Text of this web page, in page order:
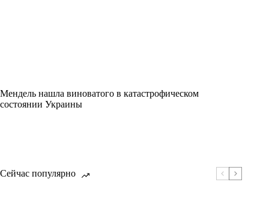
Мендель нашла виноватого в катастрофическом
состоянии Украины
Сейчас популярно